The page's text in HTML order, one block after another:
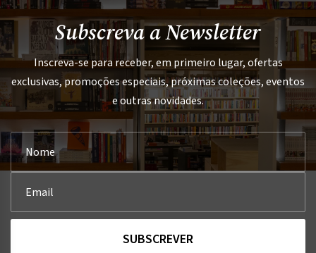
Subscreva a Newsletter
Inscreva-se para receber, em primeiro lugar, ofertas
exclusivas, promoções especiais, próximas coleções, eventos
e outras novidades.
SUBSCREVER